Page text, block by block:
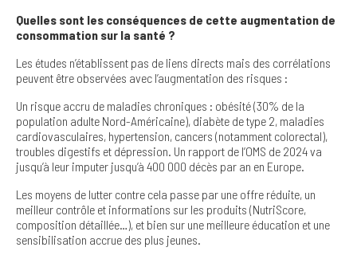
Quelles sont les conséquences de cette augmentation de
consommation sur la santé ?
Les études n’établissent pas de liens directs mais des corrélations
peuvent être observées avec l’augmentation des risques :
Un risque accru de maladies chroniques : obésité (30% de la
population adulte Nord-Américaine), diabète de type 2, maladies
cardiovasculaires, hypertension, cancers (notamment colorectal),
troubles digestifs et dépression. Un rapport de l’OMS de 2024 va
jusqu’à leur imputer jusqu’à 400 000 décès par an en Europe.
Les moyens de lutter contre cela passe par une offre réduite, un
meilleur contrôle et informations sur les produits (NutriScore,
composition détaillée…), et bien sur une meilleure éducation et une
sensibilisation accrue des plus jeunes.